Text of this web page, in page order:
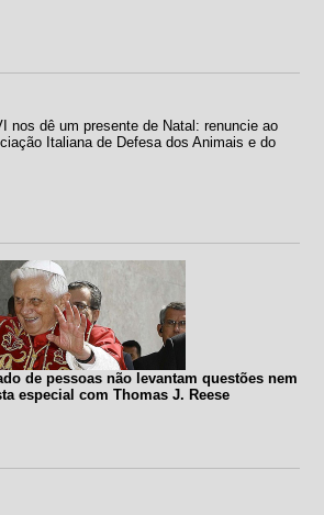
nos dê um presente de Natal: renuncie ao
Italiana de Defesa dos Animais e do
de pessoas não levantam questões nem
especial com Thomas J. Reese